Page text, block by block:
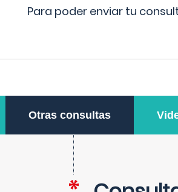
Para poder enviar tu
Otras consultas